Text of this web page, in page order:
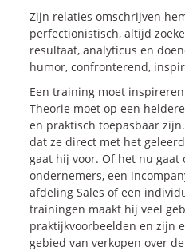
Zijn relaties omschrijven
perfectionistisch, altijd
resultaat, analyticus en
humor, confronterend,
Een training moet
Theorie moet op een
en praktisch toepasbaar
dat ze direct met het
gaat hij voor. Of het nu gaat
ondernemers, een
afdeling Sales of een
trainingen maakt hij veel
praktijkvoorbeelden en zijn
gebied van verkopen over